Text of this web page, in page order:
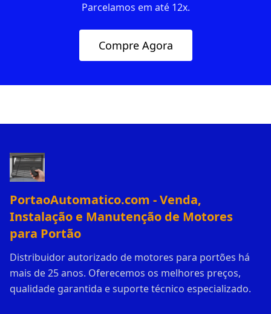
Parcelamos em até 12x.
Compre Agora
PortaoAutomatico.com - Venda,
Instalação e Manutenção de Motores
para Portão
Distribuidor autorizado de motores para portões há
mais de 25 anos. Oferecemos os melhores preços,
qualidade garantida e suporte técnico especializado.